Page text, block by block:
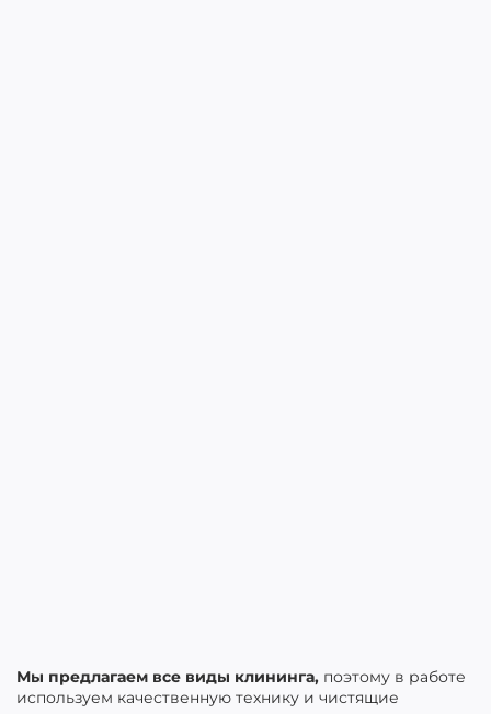
Уникум, Effect. Подбираем химию под материал —
чтобы не повредить покрытие и добиться ровного,